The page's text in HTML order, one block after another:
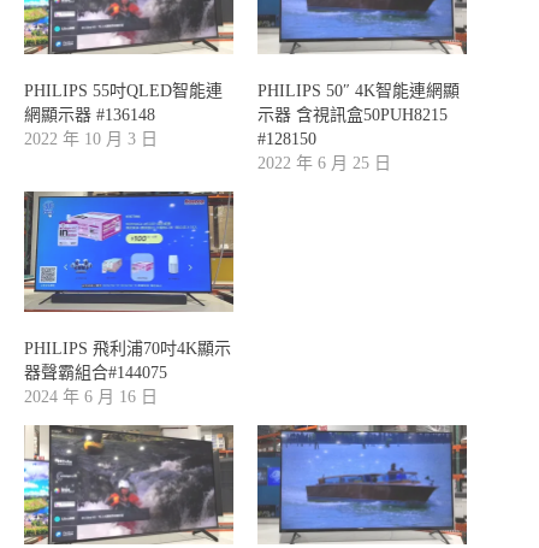
PHILIPS 55吋QLED智能連
網顯示器 #136148
2022 年 10 月 3 日
PHILIPS 50″ 4K智能連網顯
示器 含視訊盒50PUH8215
#128150
2022 年 6 月 25 日
PHILIPS 飛利浦70吋4K顯示
器聲霸組合#144075
2024 年 6 月 16 日